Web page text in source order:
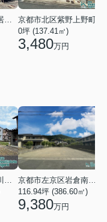
京都市北区紫野上野町
0坪 (137.41㎡)
3,480万円
116.94坪 (386.60㎡)
9,380万円